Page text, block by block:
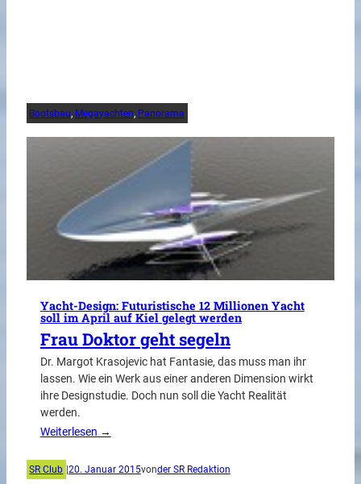
Bootsbau, Megayachten, Panorama
Yacht-Design: Futuristische 12 Millionen Yacht
soll im April auf Kiel gelegt werden
Frau Doktor geht segeln
Dr. Margot Krasojevic hat Fantasie, das muss man ihr
lassen. Wie ein Werk aus einer anderen Dimension wirkt
ihre Designstudie. Doch nun soll die Yacht Realität
werden.
Weiterlesen →
SR Club 20. Januar 2015vonder SR Redaktion